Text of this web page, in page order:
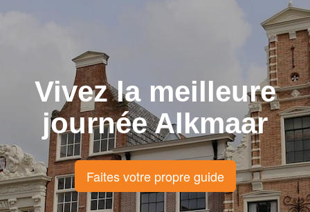
Vivez la meilleure
journée Alkmaar
Faites votre propre guide